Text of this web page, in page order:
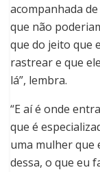
acompanhada
que não
que do jeito que
rastrear e que
lá”, lembra.
“E aí é onde
que é
uma mulher que
dessa, o que eu